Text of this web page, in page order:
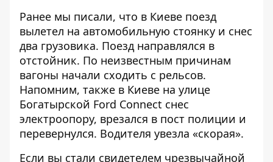
Ранее мы писали, что в Киеве поезд
вылетел на автомобильную стоянку и снес
два грузовика. Поезд направлялся в
отстойник. По неизвестным причинам
вагоны начали сходить с рельсов.
Напомним, также в Киеве на улице
Богатырской Ford Connect снес
электроопору, врезался в пост полиции и
перевернулся. Водителя увезла «скорая».
Если вы стали свидетелем чрезвычайной